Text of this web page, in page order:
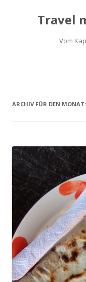
Travel
Vom
ARCHIV FÜR DEN MONAT: